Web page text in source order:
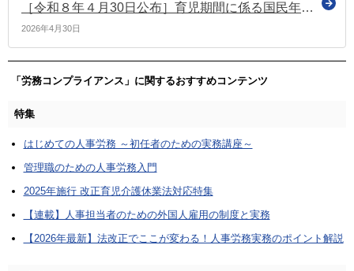
［令和８年４月30日公布］育児期間に係る国民年金保険料免除制度（育児免除制度）に関する政令の改正
2026年4月30日
「労務コンプライアンス」に関するおすすめコンテンツ
特集
はじめての人事労務 ～初任者のための実務講座～
管理職のための人事労務入門
2025年施行 改正育児介護休業法対応特集
【連載】人事担当者のための外国人雇用の制度と実務
【2026年最新】法改正でここが変わる！人事労務実務のポイント解説